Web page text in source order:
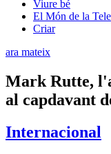
Viure bé
El Món de la Tele
Criar
ara mateix
Mark Rutte,
al capdavant
Internacional